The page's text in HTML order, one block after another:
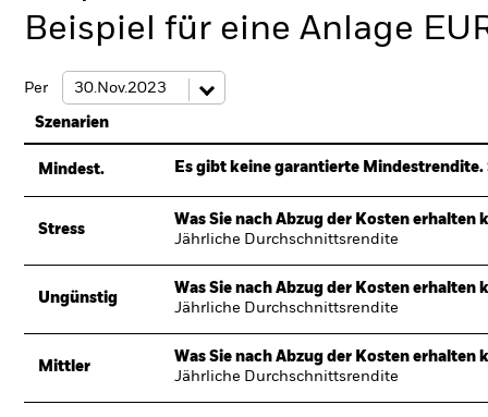
Beispiel für eine Anlage
Per
Szenarien
Mindest. Es gibt keine garantierte
Stress
Was Sie nach Abzug der Kosten erhalten
Jährliche Durchschnittsrendite
Ungünstig
Was Sie nach Abzug der Kosten erhalten
Jährliche Durchschnittsrendite
Mittler
Was Sie nach Abzug der Kosten erhalten
Jährliche Durchschnittsrendite